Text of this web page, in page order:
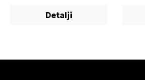
Detalji